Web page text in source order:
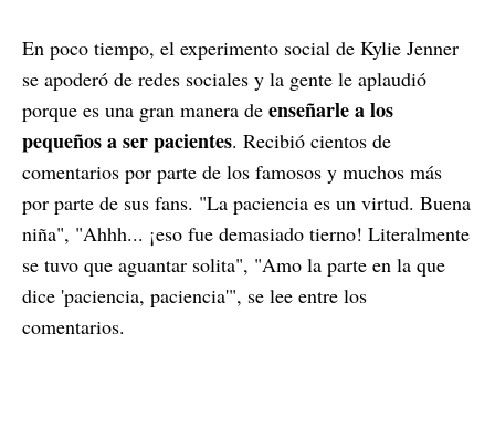
En poco tiempo, el experimento social de Kylie Jenner
se apoderó de redes sociales y la gente le aplaudió
porque es una gran manera de enseñarle a los
pequeños a ser pacientes. Recibió cientos de
comentarios por parte de los famosos y muchos más
por parte de sus fans. "La paciencia es un virtud. Buena
niña", "Ahhh... ¡eso fue demasiado tierno! Literalmente
se tuvo que aguantar solita", "Amo la parte en la que
dice 'paciencia, paciencia'", se lee entre los
comentarios.